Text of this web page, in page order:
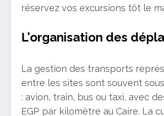
réservez vos excursions tôt le
L'organisation des
La gestion des transports
entre les sites sont souvent
: avion, train, bus ou taxi, avec
EGP par kilomètre au Caire. La